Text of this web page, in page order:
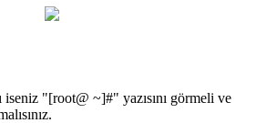
iseniz "[root@ ~]#" yazısını görmeli ve